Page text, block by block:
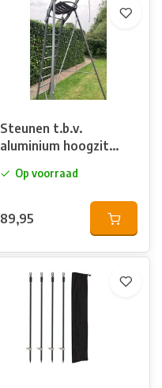
Steunen t.b.v.
aluminium hoogzit
Op voorraad
89,95